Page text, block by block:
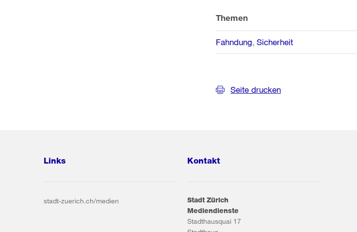
Themen
Fahndung Sicherheit
Seite drucken
Links
stadt-zuerich.ch/medien
Kontakt
Stadt Zürich
Mediendienste
Stadthausquai 17